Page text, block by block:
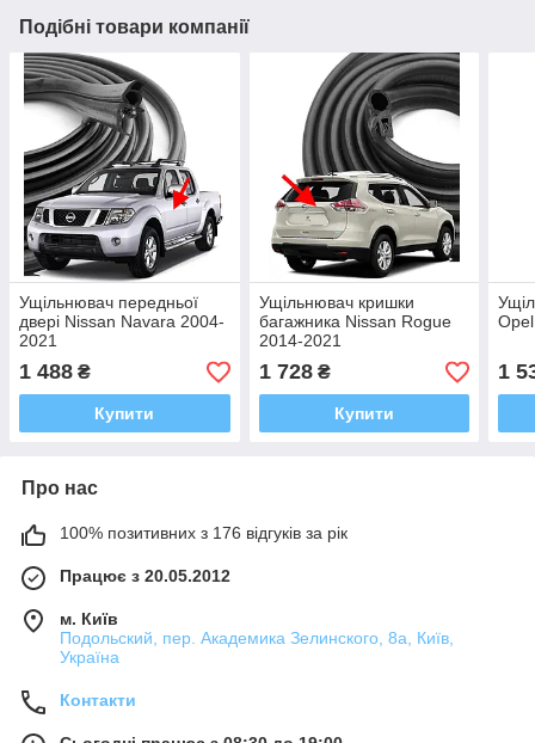
Подібні товари компанії
Ущільнювач передньої
двері Nissan Navara 2004-
2021
1 488 ₴
Купити
Ущільнювач кришки
багажника Nissan Rogue
2014-2021
1 728₴
Купити
1
Про нас
100% позитивних з 176 відгуків за рік
Працює з 20.05.2012
м. Київ
Подольский, пер. Академика Зелинского, 8а, Київ,
Україна
Контакти